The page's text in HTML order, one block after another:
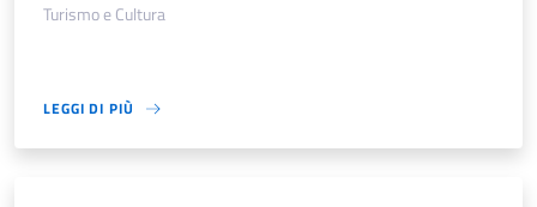
Turismo e Cultura
LEGGI DI PIÙ